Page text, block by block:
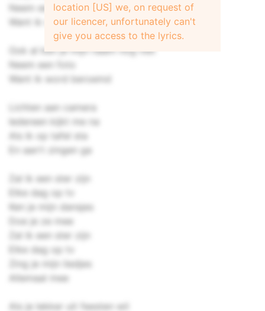
Neem een foto
Want ik word beroemd
Ook al ken je mijn naam nog niet
Neem een foto
Want ik word beroemd
Lichten aan camera
Iedereen kijkt me na
Als ik op tafel sta
En aan't zingen ga
Zal ik een ster zijn
Elke dag op tv
Ken je mijn dansjes
Doe je ze mee
Zal ik een ster zijn
Elke dag op tv
Zing je mijn liedjes
Allemaal mee
Als je lekker uit feesten wil
location [US] we, on request of
our licencer, unfortunately can't
give you access to the lyrics.